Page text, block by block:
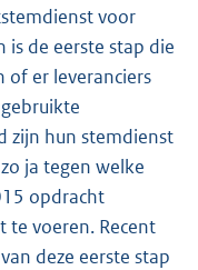
voor
is de eerste stap die
of er leveranciers
zijn hun stemdienst
ja tegen welke
opdracht
te voeren. Recent
deze eerste stap